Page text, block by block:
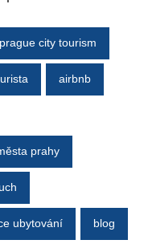
prague city tourism
airbnb
prahy
ubytování blog